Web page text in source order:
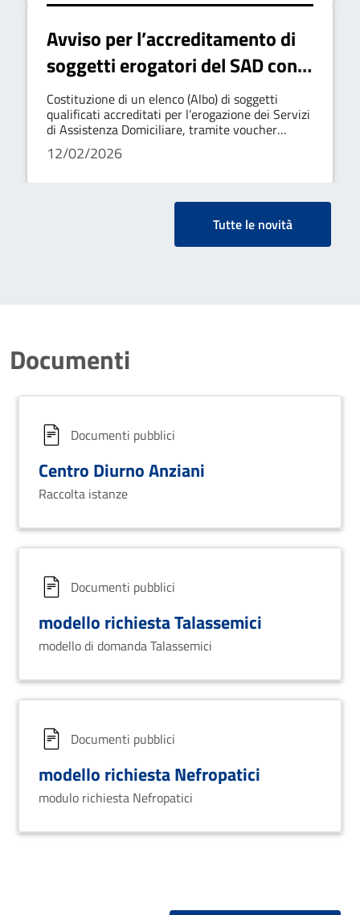
Avviso per l’accreditamento di
soggetti erogatori del SAD con
voucher sociali
Costituzione di un elenco (Albo) di soggetti
qualificati accreditati per l’erogazione dei Servizi
di Assistenza Domiciliare, tramite voucher
sociali
12/02/2026
Tutte le novità
Documenti
Documenti pubblici
Centro Diurno Anziani
Raccolta istanze
Documenti pubblici
modello richiesta Talassemici
modello di domanda Talassemici
Documenti pubblici
modello richiesta Nefropatici
modulo richiesta Nefropatici